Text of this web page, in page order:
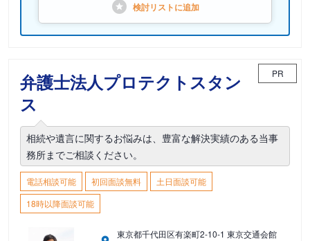
検討リストに追加
弁護士法人プロテクトスタン
ス
PR
相続や遺言に関するお悩みは、豊富な解決実績のある当事
務所までご相談ください。
電話相談可能 初回面談無料
土日面談可能
18時以降面談可能
東京都千代田区有楽町2-10-1 東京交通会館